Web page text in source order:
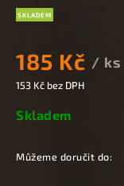
SKLADEM
185 Kč / ks
153 Kč bez DPH
Skladem
Můžeme doručit do: